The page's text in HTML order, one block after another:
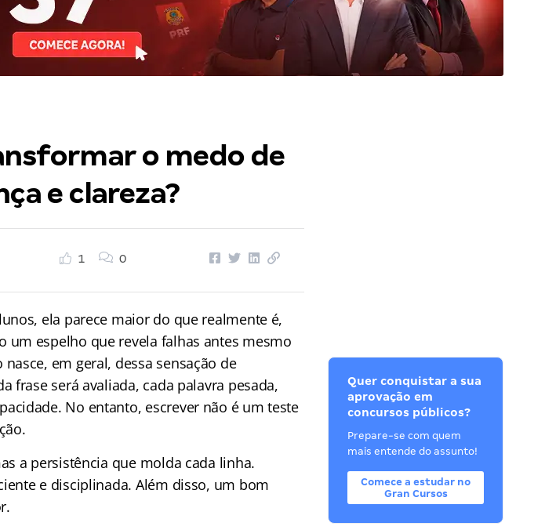
o medo de
e clareza?
1 0
ela parece maior do que realmente é,
um espelho que revela falhas antes mesmo
em geral, dessa sensação de
frase será avaliada, cada palavra pesada,
No entanto, escrever não é um teste
a persistência que molda cada linha.
e disciplinada. Além disso, um bom
Quer conquistar a sua
aprovação em
concursos públicos?
Prepare-se com quem
mais entende do assunto!
Comece a estudar no
Gran Cursos